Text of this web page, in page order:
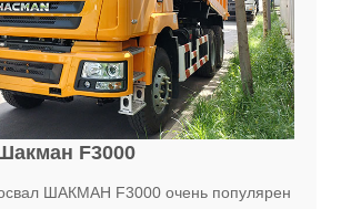
F3000
ШАКМАН F3000 очень популярен